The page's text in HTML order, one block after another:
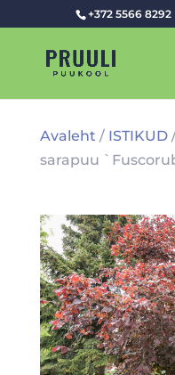
+372 5566 8292
Avaleht / ISTIKUD
sarapuu